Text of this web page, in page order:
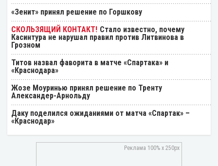
«Зенит» принял решение по Горшкову
Стало известно, почему
Касинтура не нарушал правил против Литвинова в
Грозном
Титов назвал фаворита в матче «Спартака» и
«Краснодара»
Жозе Моуринью принял решение по Тренту
Александер-Арнольду
Даку поделился ожиданиями от матча «Спартак» –
«Краснодар»